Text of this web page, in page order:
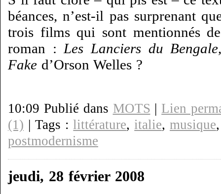
béances, n’est-il pas surprenant
trois films qui sont mentionnés
roman : Les Lanciers du Bengale
Fake d’Orson Welles ?
10:09 Publié dans MOTS | Lien
(1) | Tags :littérature,italie,musique
postmodernisme
jeudi, 28 février 2008